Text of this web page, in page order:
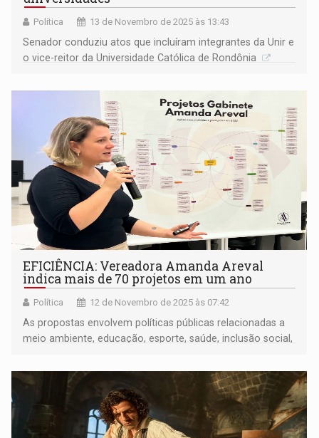
Política 13 de Novembro de 2025 às 13:43
Senador conduziu atos que incluíram integrantes da Unir e
o vice-reitor da Universidade Católica de Rondônia
EFICIÊNCIA: Vereadora Amanda Areval
indica mais de 70 projetos em um ano
Política 12 de Novembro de 2025 às 07:42
As propostas envolvem políticas públicas relacionadas a
meio ambiente, educação, esporte, saúde, inclusão social,